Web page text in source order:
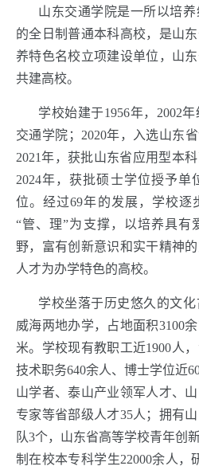
山东交通学院是一所以培
的全日制普通本科高校，是山
养特色名校立项建设单位，山
共建高校。
学校始建于1956年，2002
交通学院；2020年，入选山东
2021年，获批山东省应用型本
2024年，获批硕士学位授予
位。经过69年的发展，学校逐
“管、理”为支撑，以培养具有
野，富有创新意识和实干精神
人才为办学特色的高校。
学校坐落于历史悠久的文化
威海两地办学，占地面积3100
米。学校现有教职工近1900人
技术职务640余人、博士学位近
山学者、泰山产业领军人才、
专家等省部级人才35人；拥有
队3个，山东省高等学校青年创
制在校本专科学生22000余人，